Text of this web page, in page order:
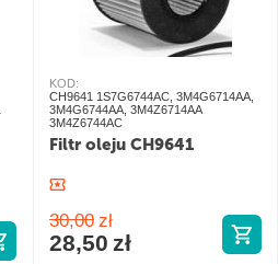
KOD:
CH9641 1S7G6744AC, 3M4G6714AA,
3M4G6744AA, 3M4Z6714AA
3M4Z6744AC
Filtr oleju CH9641
30,00 zł
28,50 zł